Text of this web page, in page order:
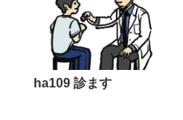
ha109 診ます